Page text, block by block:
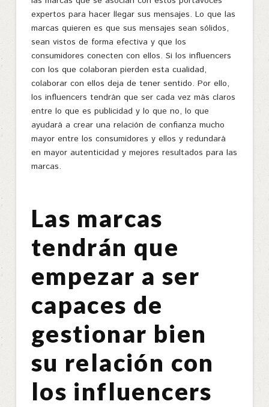
expertos para hacer llegar sus mensajes. Lo que las
marcas quieren es que sus mensajes sean sólidos,
sean vistos de forma efectiva y que los
consumidores conecten con ellos. Si los influencers
con los que colaboran pierden esta cualidad,
colaborar con ellos deja de tener sentido. Por ello,
los influencers tendrán que ser cada vez más claros
entre lo que es publicidad y lo que no, lo que
ayudará a crear una relación de confianza mucho
mayor entre los consumidores y ellos y redundará
en mayor autenticidad y mejores resultados para las
marcas.
Las marcas
tendrán que
empezar a ser
capaces de
gestionar bien
su relación con
los influencers